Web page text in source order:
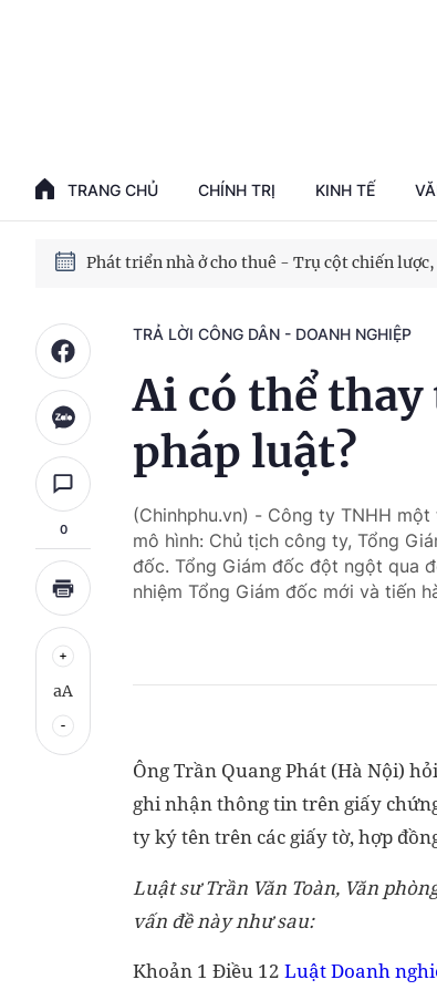
TRANG CHỦ CHÍNH TRỊ KINH TẾ
Phát triển kinh tế nhà nước trong kỷ nguyên
Phát triển nhà ở cho thuê - Trụ cột chiến
0
aA
TRẢ LỜI CÔNG DÂN - DOANH NGHIỆP
Ai có thể
pháp luật?
(Chinhphu.vn) - Công ty TNHH
mô hình: Chủ tịch công ty, Tổng
đốc. Tổng Giám đốc đột ngột qua
nhiệm Tổng Giám đốc mới và tiến
Ông Trần Quang Phát (Hà Nội)
ghi nhận thông tin trên giấy
ty ký tên trên các giấy tờ, hợp
Luật sư Trần Văn Toàn, Văn
vấn đề này như sau:
Khoản 1 Điều 12 Luật Doanh